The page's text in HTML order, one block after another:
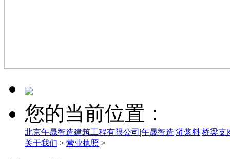
您的当前位置：
北京午晟智造建筑工程有限公司|午晟智造|灌浆料|桥梁
关于我们 > 营业执照 >